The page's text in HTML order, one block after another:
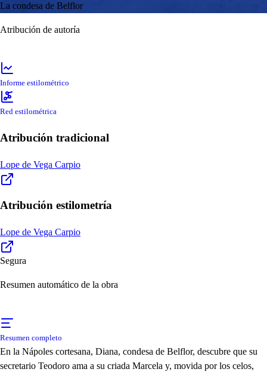
La condesa de Belflor
Atribución de autoría
Informe estilométrico
Red estilométrica
Atribución tradicional
Lope de Vega Carpio
Atribución estilometría
Lope de Vega Carpio
Segura
Resumen automático de la obra
Resumen completo
En la Nápoles cortesana, Diana, condesa de Belflor, descubre que su
secretario Teodoro ama a su criada Marcela y, movida por los celos,